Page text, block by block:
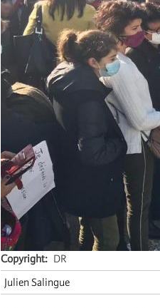
Copyright
DR
Julien Salingue